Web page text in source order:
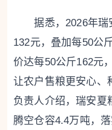
据悉，2026年瑞
132元，叠加每50公
价达每50公斤162元
让农户售粮更安心、
负责人介绍，瑞安夏
腾空仓容4.4万吨，